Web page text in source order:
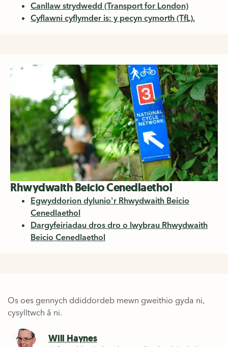
Canllaw strydwedd (Transport for London)
Cyflawni cyflymder is: y pecyn cymorth (TfL).
Rhwydwaith Beicio Cenedlaethol
Egwyddorion dylunio'r Rhwydwaith Beicio
Cenedlaethol
Dargyfeiriadau dros dro o lwybrau Rhwydwaith
Beicio Cenedlaethol
Os oes gennych ddiddordeb mewn gweithio gyda ni,
cysylltwch â ni.
Will Haynes